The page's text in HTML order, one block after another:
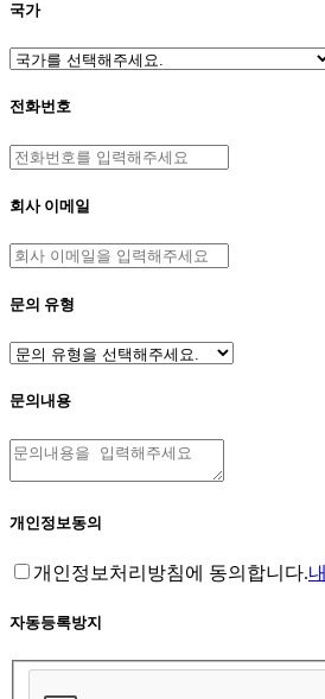
국가
전화번호
회사 이메일
문의 유형
문의내용
개인정보동의
개인정보처리방침에 동의합니다.
자동등록방지